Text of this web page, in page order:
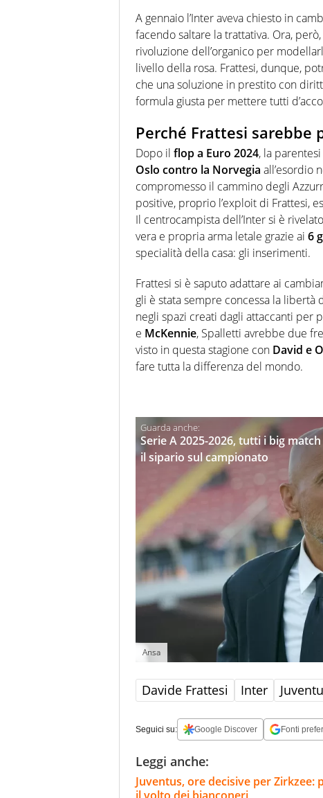
A gennaio l’Inter aveva chiesto in
facendo saltare la trattativa. Ora,
rivoluzione dell’organico per
livello della rosa. Frattesi, dunque,
che una soluzione in prestito con
formula giusta per mettere tutti
Perché Frattesi
Dopo il flop a Euro 2024, la
Oslo contro la Norvegia all’esordio
compromesso il cammino degli
positive, proprio l’exploit di Frattesi,
Il centrocampista dell’Inter si è
vera e propria arma letale grazie ai 6
specialità della casa: gli inserimenti.
Frattesi si è saputo adattare ai
gli è stata sempre concessa la libertà
negli spazi creati dagli attaccanti per
e McKennie, Spalletti avrebbe due
visto in questa stagione con David e
fare tutta la differenza del mondo.
Serie A 2025-2026, tutti i big
il sipario sul campionato
Ansa
Davide Frattesi Inter
Seguici su: Google Discover Fonti
Leggi anche:
Juventus, ore decisive per Zirkzee: